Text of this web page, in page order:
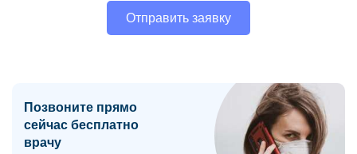
Позвоните прямо
сейчас бесплатно
врачу